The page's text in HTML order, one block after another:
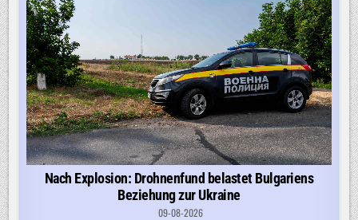
Nach Explosion: Drohnenfund belastet Bulgariens
Beziehung zur Ukraine
09-08-2026